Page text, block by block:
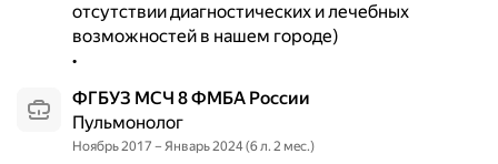
отсутствии диагностических и лечебных
возможностей в нашем городе)
•
ФГБУЗ МСЧ 8 ФМБА России
Пульмонолог
Ноябрь 2017 – Январь 2024 (6 л. 2 мес.)